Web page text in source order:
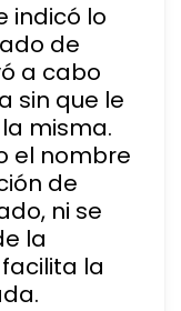
indicó lo
de
a cabo
sin que le
misma.
el nombre
de
ni se
la
la